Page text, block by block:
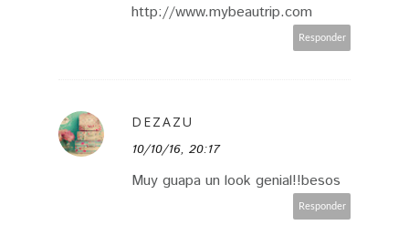
http://www.mybeautrip.com
Responder
DEZAZU
10/10/16, 20:17
Muy guapa un look genial!!besos
Responder